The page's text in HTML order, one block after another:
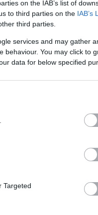
on the IAB’s list of
to third parties on the IAB’s
third parties.
services and may gather
behaviour. You may click to
data for below specified
Targeted
fuori